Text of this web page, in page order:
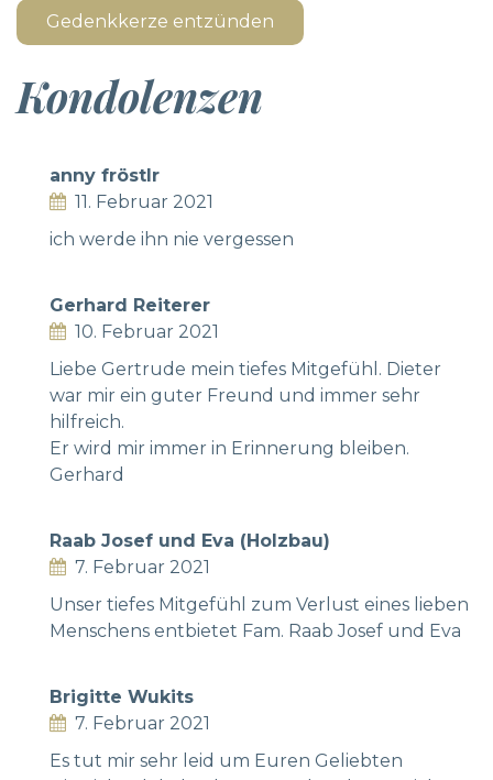
Gedenkkerze entzünden
Kondolenzen
anny fröstlr
11. Februar 2021
ich werde ihn nie vergessen
Gerhard Reiterer
10. Februar 2021
Liebe Gertrude mein tiefes Mitgefühl. Dieter
war mir ein guter Freund und immer sehr
hilfreich.
Er wird mir immer in Erinnerung bleiben.
Gerhard
Raab Josef und Eva (Holzbau)
7. Februar 2021
Unser tiefes Mitgefühl zum Verlust eines lieben
Menschens entbietet Fam. Raab Josef und Eva
Brigitte Wukits
7. Februar 2021
Es tut mir sehr leid um Euren Geliebten